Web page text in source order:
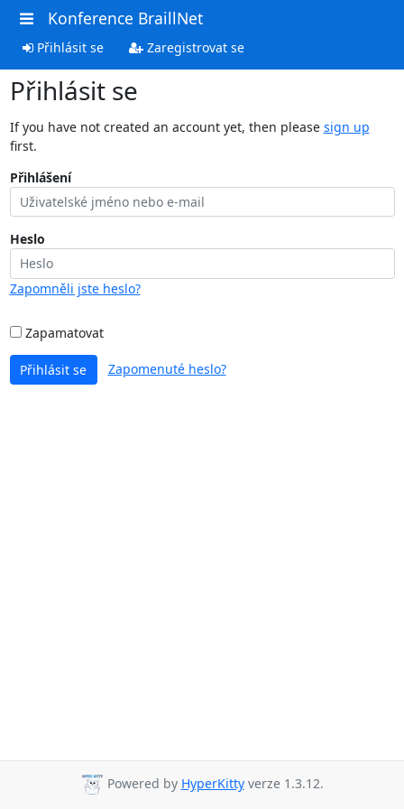
Konference BraillNet
Přihlásit se Zaregistrovat se
Přihlásit se
If you have not created an account yet, then please sign up
first.
Přihlášení
Heslo
Zapomněli jste heslo?
Zapamatovat
Přihlásit se Zapomenuté heslo?
Powered by HyperKittyverze 1.3.12.